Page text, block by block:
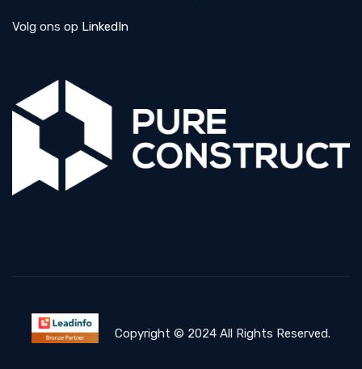
Volg ons op LinkedIn
Copyright © 2024 All Rights Reserved.